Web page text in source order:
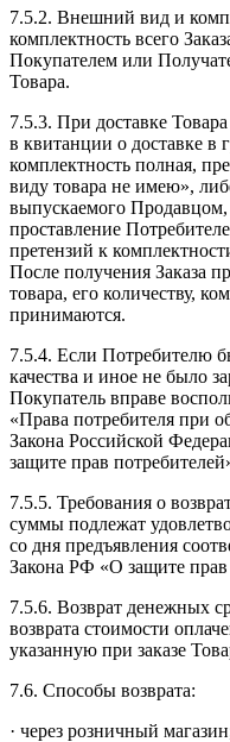
7.5.2. Внешний вид и
комплектность всего
Покупателем или
Товара.
7.5.3. При доставке
в квитанции о доставке в
комплектность полная,
виду товара не имею»,
выпускаемого
проставление
претензий к
После получения Заказа
товара, его количеству,
принимаются.
7.5.4. Если Потребителю
качества и иное не было
Покупатель вправе
«Права потребителя при
Закона Российской
защите прав
7.5.5. Требования о
суммы подлежат
со дня предъявления
Закона РФ «О защите прав
7.5.6. Возврат денежных
возврата стоимости
указанную при заказе
7.6. Способы возврата:
· через розничный